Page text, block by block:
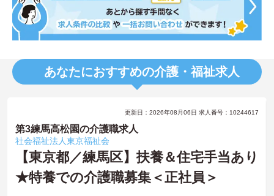
あなたにおすすめの介護・福祉求人
更新日：2026年08月06日 求人番号：10244617
第3練馬高松園の介護職求人
社会福祉法人東京福祉会
【東京都／練馬区】扶養＆住宅手当あり
★特養での介護職募集＜正社員＞